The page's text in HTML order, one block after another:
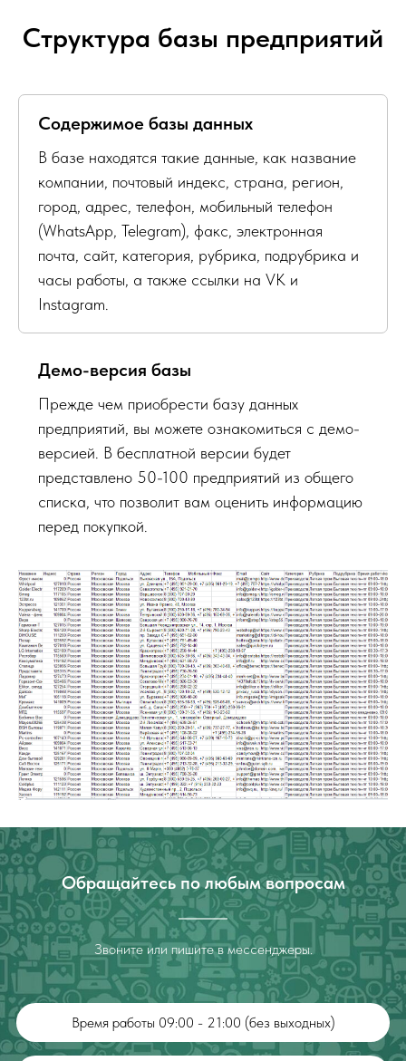
Структура базы предприятий
Содержимое базы данных
В базе находятся такие данные, как название
компании, почтовый индекс, страна, регион,
город, адрес, телефон, мобильный телефон
(WhatsApp, Telegram), факс, электронная
почта, сайт, категория, рубрика, подрубрика и
часы работы, а также ссылки на VK и
Instagram.
Демо-версия базы
Прежде чем приобрести базу данных
предприятий, вы можете ознакомиться с демо-
версией. В бесплатной версии будет
представлено 50-100 предприятий из общего
списка, что позволит вам оценить информацию
перед покупкой.
Обращайтесь по любым вопросам
Звоните или пишите в мессенджеры.
Время работы 09:00 - 21:00 (без выходных)